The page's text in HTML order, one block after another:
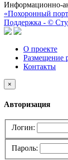
Информационно-
«Похоронный
Поддержка - ©
О проекте
Размещение
Контакты
×
Авторизация
Логин:
Пароль: